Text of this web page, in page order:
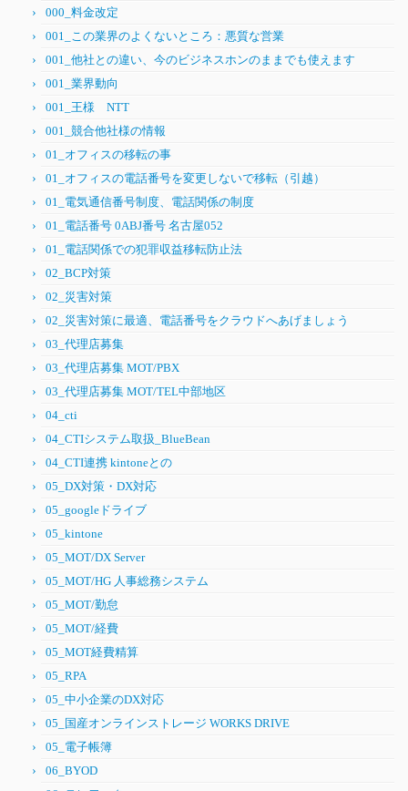
000_料金改定
001_この業界のよくないところ：悪質な営業
001_他社との違い、今のビジネスホンのままでも使えます
001_業界動向
001_王様 NTT
001_競合他社様の情報
01_オフィスの移転の事
01_オフィスの電話番号を変更しないで移転（引越）
01_電気通信番号制度、電話関係の制度
01_電話番号 0ABJ番号 名古屋052
01_電話関係での犯罪収益移転防止法
02_BCP対策
02_災害対策
02_災害対策に最適、電話番号をクラウドへあげましょう
03_代理店募集
03_代理店募集 MOT/PBX
03_代理店募集 MOT/TEL中部地区
04_cti
04_CTIシステム取扱_BlueBean
04_CTI連携 kintoneとの
05_DX対策・DX対応
05_googleドライブ
05_kintone
05_MOT/DX Server
05_MOT/HG 人事総務システム
05_MOT/勤怠
05_MOT/経費
05_MOT経費精算
05_RPA
05_中小企業のDX対応
05_国産オンラインストレージ WORKS DRIVE
05_電子帳簿
06_BYOD